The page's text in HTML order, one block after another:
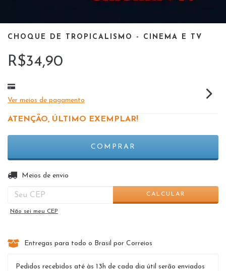
CHOQUE DE TROPICALISMO - CINEMA E TV
R$34,90
Ver meios de pagamento
ATENÇÃO, ÚLTIMO EXEMPLAR!
Entregas para o CEP:
Meios de envio
CALCULAR
Não sei meu CEP
Entregas para todo o Brasil por Correios
Pedidos recebidos até às 13h de cada dia útil serão enviados